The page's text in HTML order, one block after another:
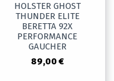
HOLSTER GHOST
THUNDER ELITE
BERETTA 92X
PERFORMANCE
GAUCHER
89,00 €